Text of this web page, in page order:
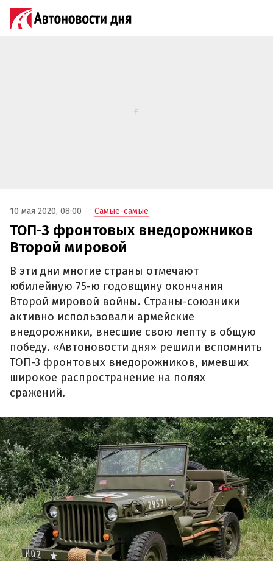
10 мая 2020, 08:00 Самые-самые
ТОП-3 фронтовых внедорожников
Второй мировой
В эти дни многие страны отмечают
юбилейную 75-ю годовщину окончания
Второй мировой войны. Страны-союзники
активно использовали армейские
внедорожники, внесшие свою лепту в общую
победу. «Автоновости дня» решили вспомнить
ТОП-3 фронтовых внедорожников, имевших
широкое распространение на полях
сражений.